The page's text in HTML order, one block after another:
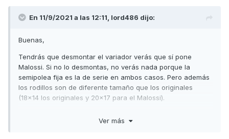
Muchas gracias por adelantado!! Espero poder ayudaros a
En 11/9/2021 a las 12:11, lord486 dijo:
Buenas,
Tendrás que desmontar el variador verás que sí pone
Malossi. Si no lo desmontas, no verás nada porque la
semipolea fija es la de serie en ambos casos. Pero además
los rodillos son de diferente tamaño que los originales
(18x14 los originales y 20x17 para el Malossi).
que el blanco que viene con el variador Malossi. Su
Ver más